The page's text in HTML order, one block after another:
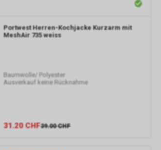
Portwest Herren-Kochjacke Kurzarm mit
MeshAir 735 weiss
Baumwolle/ Polyester
Ausverkauf keine Rücknahme
31.20 CHF39.00 CHF